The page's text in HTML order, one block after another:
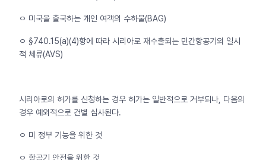
ㅇ 미국을 출국하는 개인 여객의 수하물(BAG)
ㅇ §740.15(a)(4)항에 따라 시리아로 재수출되는 민간항공기의 일시
적 체류(AVS)
시리아로의 허가를 신청하는 경우 허가는 일반적으로 거부되나, 다음의
경우 예외적으로 건별 심사된다.
ㅇ 미 정부 기능을 위한 것
ㅇ 항공기 안전을 위한 것